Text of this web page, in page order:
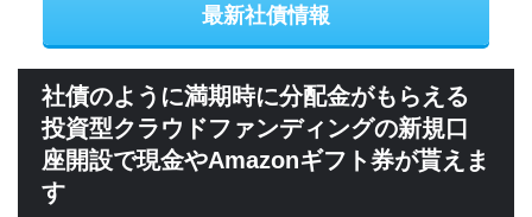
最新社債情報
社債のように満期時に分配金がもらえる
投資型クラウドファンディングの新規口
座開設で現金やAmazonギフト券が貰えま
す